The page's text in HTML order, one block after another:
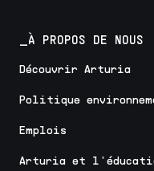
_À PROPOS DE NOUS
Découvrir Arturia
Politique
Emplois
Arturia et